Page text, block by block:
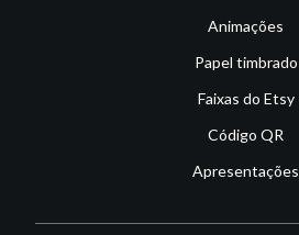
Animações
Papel timbrado
Faixas do Etsy
Código QR
Apresentações